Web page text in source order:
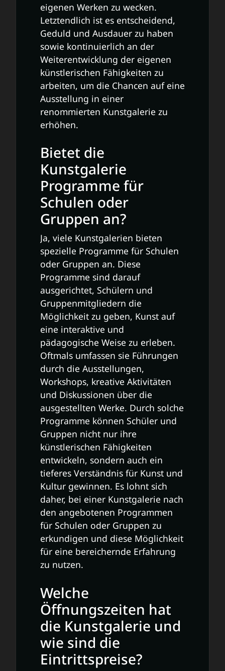
eigenen Werken zu wecken.
Letztendlich ist es entscheidend,
Geduld und Ausdauer zu haben
sowie kontinuierlich an der
Weiterentwicklung der eigenen
künstlerischen Fähigkeiten zu
arbeiten, um die Chancen auf eine
Ausstellung in einer
renommierten Kunstgalerie zu
erhöhen.
Bietet die
Kunstgalerie
Programme für
Schulen oder
Gruppen an?
Ja, viele Kunstgalerien bieten
spezielle Programme für Schulen
oder Gruppen an. Diese
Programme sind darauf
ausgerichtet, Schülern und
Gruppenmitgliedern die
Möglichkeit zu geben, Kunst auf
eine interaktive und
pädagogische Weise zu erleben.
Oftmals umfassen sie Führungen
durch die Ausstellungen,
Workshops, kreative Aktivitäten
und Diskussionen über die
ausgestellten Werke. Durch solche
Programme können Schüler und
Gruppen nicht nur ihre
künstlerischen Fähigkeiten
entwickeln, sondern auch ein
tieferes Verständnis für Kunst und
Kultur gewinnen. Es lohnt sich
daher, bei einer Kunstgalerie nach
den angebotenen Programmen
für Schulen oder Gruppen zu
erkundigen und diese Möglichkeit
für eine bereichernde Erfahrung
zu nutzen.
Welche
Öffnungszeiten hat
die Kunstgalerie und
wie sind die
Eintrittspreise?